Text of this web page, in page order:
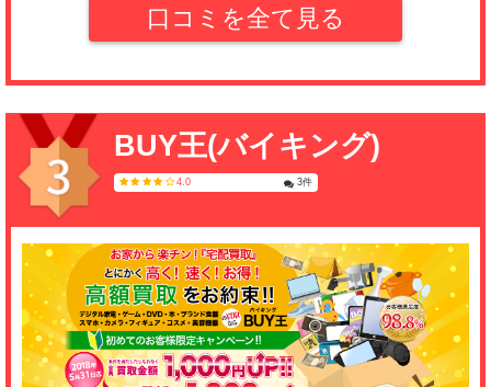
100点近く送りましたが、 新品近いDVDが平均
10円、本もそれ以下で買い叩かれるのがかなり
はプラスにならないので、大事なもん売る人は
自動承認しないでください。
(4.5)
ネットオフをいつも利用しています。お得なキ
ャンペーンが良く開催されているので、その時
に利用する感じです。査定連絡も入金もスムー
ズなので、安心しています。今後も利用すると
口コミを全て見る
BUY王(バイキング)
4.0 3件